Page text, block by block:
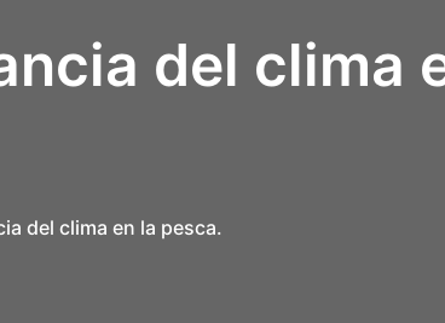
del clima
del clima en la pesca.